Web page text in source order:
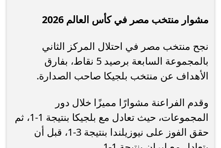
مشوار منتخب مصر في كأس العالم 2026
نجح منتخب مصر في احتلال المركز الثاني
بالمجموعة السابعة برصيد 5 نقاط، بفارق
الأهداف عن منتخب بلجيكا صاحب الصدارة.
وقدم الفراعنة مشوارًا مميزًا خلال دور
المجموعات، حيث تعادل مع بلجيكا بنتيجة 1-1، ثم
حقق الفوز على نيوزيلندا بنتيجة 3-1، قبل أن